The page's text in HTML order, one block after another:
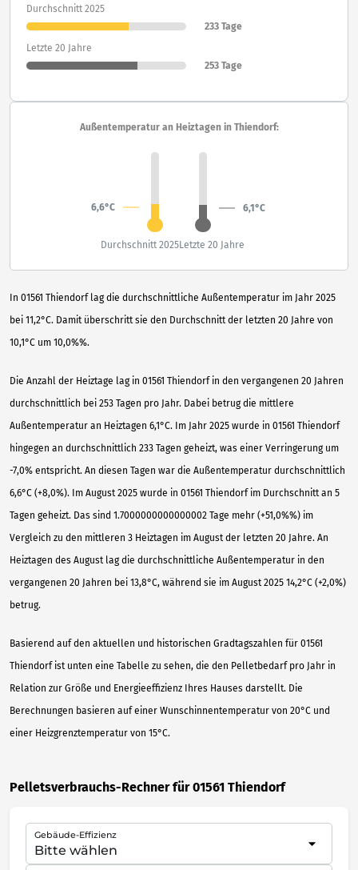
In 01561 Thiendorf lag die durchschnittliche Außentemperatur im Jahr 2025
bei 11,2°C. Damit überschritt sie den Durchschnitt der letzten 20 Jahre von
10,1°C um 10,0%%.
Die Anzahl der Heiztage lag in 01561 Thiendorf in den vergangenen 20 Jahren
durchschnittlich bei 253 Tagen pro Jahr. Dabei betrug die mittlere
Außentemperatur an Heiztagen 6,1°C. Im Jahr 2025 wurde in 01561 Thiendorf
hingegen an durchschnittlich 233 Tagen geheizt, was einer Verringerung um
-7,0% entspricht. An diesen Tagen war die Außentemperatur durchschnittlich
6,6°C (+8,0%). Im August 2025 wurde in 01561 Thiendorf im Durchschnitt an 5
Tagen geheizt. Das sind 1.7000000000000002 Tage mehr (+51,0%%) im
Vergleich zu den mittleren 3 Heiztagen im August der letzten 20 Jahre. An
Heiztagen des August lag die durchschnittliche Außentemperatur in den
vergangenen 20 Jahren bei 13,8°C, während sie im August 2025 14,2°C (+2,0%)
betrug.
Basierend auf den aktuellen und historischen Gradtagszahlen für 01561
Thiendorf ist unten eine Tabelle zu sehen, die den Pelletbedarf pro Jahr in
Relation zur Größe und Energieeffizienz Ihres Hauses darstellt. Die
Berechnungen basieren auf einer Wunschinnentemperatur von 20°C und
einer Heizgrenztemperatur von 15°C.
Durchschnitt 2025
233 Tage
Letzte 20 Jahre
253 Tage
Außentemperatur an Heiztagen in Thiendorf:
6,6°C 6,1°C
Durchschnitt 2025Letzte 20 Jahre
Pelletsverbrauchs-Rechner für 01561 Thiendorf
Gebäude-Effizienz